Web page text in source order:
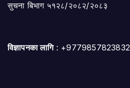
सुचना बिभाग ५१२८/२०८२/२०८३
विज्ञापनका लागि: +9779857823832